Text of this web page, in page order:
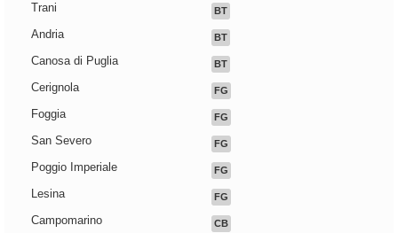
Trani BT
Andria BT
Canosa di Puglia BT
Cerignola FG
Foggia FG
San Severo FG
Poggio Imperiale FG
Lesina FG
Campomarino CB